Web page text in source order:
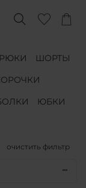
ШОРТЫ
ЮБКИ
очистить фильтр